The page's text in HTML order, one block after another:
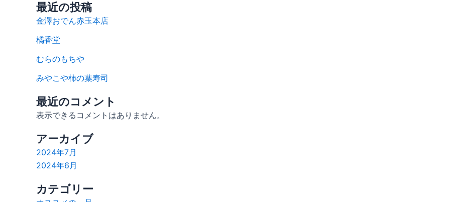
最近の投稿
金澤おでん赤玉本店
橘香堂
むらのもちや
みやこや柿の葉寿司
最近のコメント
表示できるコメントはありません。
アーカイブ
2024年7月
2024年6月
カテゴリー